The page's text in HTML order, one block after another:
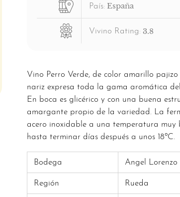
País: España
Vivino Rating: 3.8
Vino Perro Verde, de color amarillo
nariz expresa toda la gama aromática
En boca es glicérico y con una buena
amargante propio de la variedad. La
acero inoxidable a una temperatura
hasta terminar días después a unos 18ºC.
Bodega Angel Lorenzo
Región Rueda